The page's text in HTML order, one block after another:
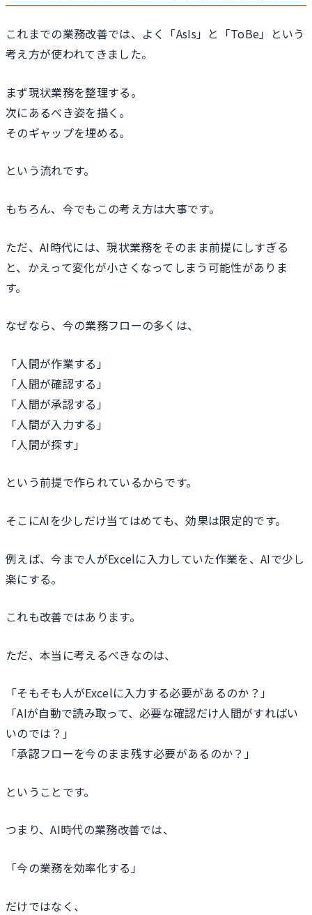
これまでの業務改善では、よく「AsIs」と「ToBe」という
考え方が使われてきました。
まず現状業務を整理する。
次にあるべき姿を描く。
そのギャップを埋める。
という流れです。
もちろん、今でもこの考え方は大事です。
ただ、AI時代には、現状業務をそのまま前提にしすぎる
と、かえって変化が小さくなってしまう可能性がありま
す。
なぜなら、今の業務フローの多くは、
「人間が作業する」
「人間が確認する」
「人間が承認する」
「人間が入力する」
「人間が探す」
という前提で作られているからです。
そこにAIを少しだけ当てはめても、効果は限定的です。
例えば、今まで人がExcelに入力していた作業を、AIで少し
楽にする。
これも改善ではあります。
ただ、本当に考えるべきなのは、
「そもそも人がExcelに入力する必要があるのか？」
「AIが自動で読み取って、必要な確認だけ人間がすればい
いのでは？」
「承認フローを今のまま残す必要があるのか？」
ということです。
つまり、AI時代の業務改善では、
「今の業務を効率化する」
だけではなく、